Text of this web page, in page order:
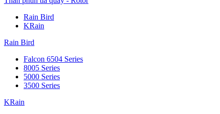
Rain Bird
KRain
Rain Bird
Falcon 6504 Series
8005 Series
5000 Series
3500 Series
KRain